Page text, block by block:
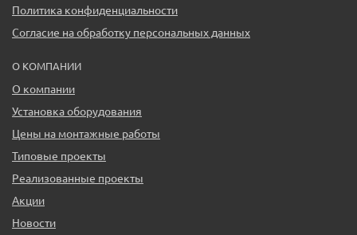
Политика конфиденциальности
Согласие на обработку персональных данных
О КОМПАНИИ
О компании
Установка оборудования
Цены на монтажные работы
Типовые проекты
Реализованные проекты
Акции
Новости